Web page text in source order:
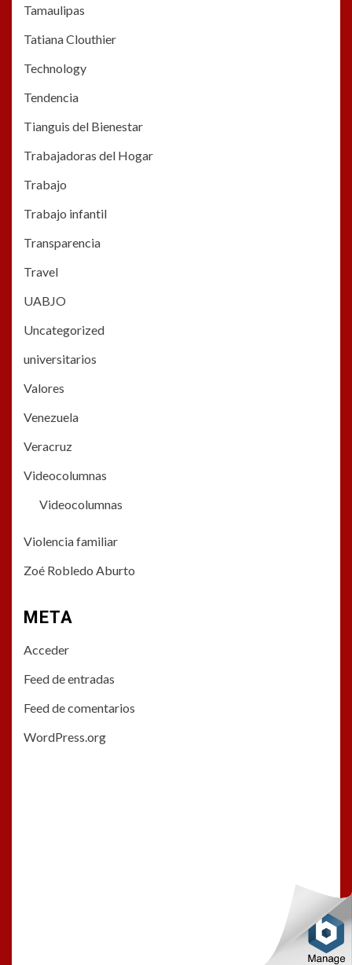
Tamaulipas
Tatiana Clouthier
Technology
Tendencia
Tianguis del Bienestar
Trabajadoras del Hogar
Trabajo
Trabajo infantil
Transparencia
Travel
UABJO
Uncategorized
universitarios
Valores
Venezuela
Veracruz
Videocolumnas
Videocolumnas
Violencia familiar
Zoé Robledo Aburto
META
Acceder
Feed de entradas
Feed de comentarios
WordPress.org